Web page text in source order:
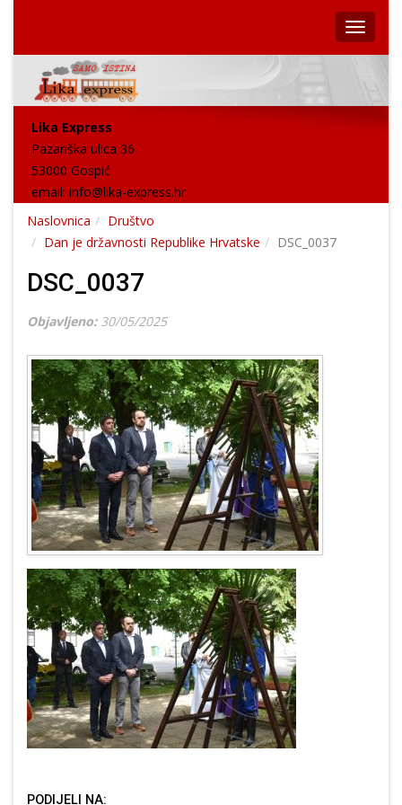
Lika Express
Pazariška ulica 36
53000 Gospić
email: info@lika-express.hr
Naslovnica
Društvo
Dan je državnosti Republike Hrvatske
DSC_0037
DSC_0037
Objavljeno: 30/05/2025
PODIJELI NA: